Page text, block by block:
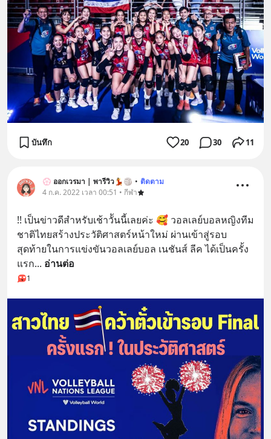
บันทึก 20 30 11
💮 ออกเวรมา | พารีวิว💃🏐 • ติดตาม
4 ก.ค. 2022 เวลา 00:51 • กีฬา
!! เป็นข่าวดีสำหรับเช้าวัันนี้เลยค่ะ 🥰 วอลเลย์บอลหญิงทีม
ชาติไทยสร้างประวัติศาสตร์หน้าใหม่ ผ่านเข้าสู่รอบ
สุดท้ายในการแข่งขันวอลเลย์บอล เนชันส์ ลีค ได้เป็นครั้ง
แรก... อ่านต่อ
1